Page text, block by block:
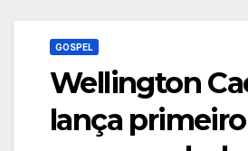
GOSPEL
Wellington
lança